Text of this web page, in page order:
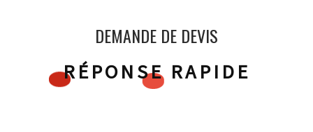
DEMANDE DE DEVIS
RÉPONSE RAPIDE